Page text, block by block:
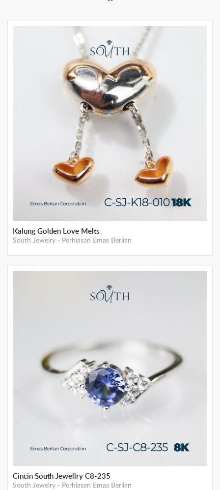
Kalung Golden Love Melts
South Jewelry - Perhiasan Emas Berlian
Cincin South Jewellry C8-235
South Jewelry - Perhiasan Emas Berlian